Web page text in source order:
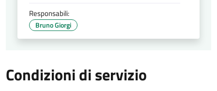
Responsabili:
Bruno Giorgi
Condizioni di servizio